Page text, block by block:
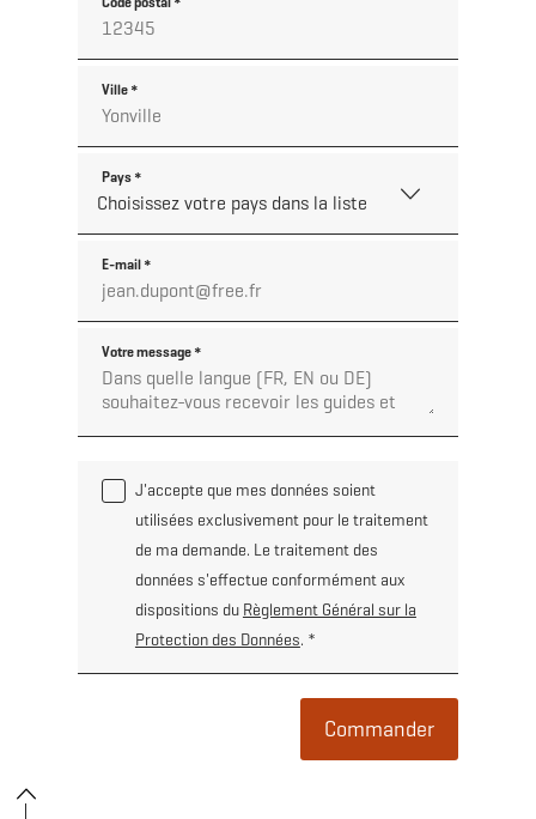
Ville *
Pays *
E-mail *
Votre message *
J'accepte que mes données soient
utilisées exclusivement pour le traitement
de ma demande. Le traitement des
données s'effectue conformément aux
dispositions du Règlement Général sur la
Protection des Données. *
Commander